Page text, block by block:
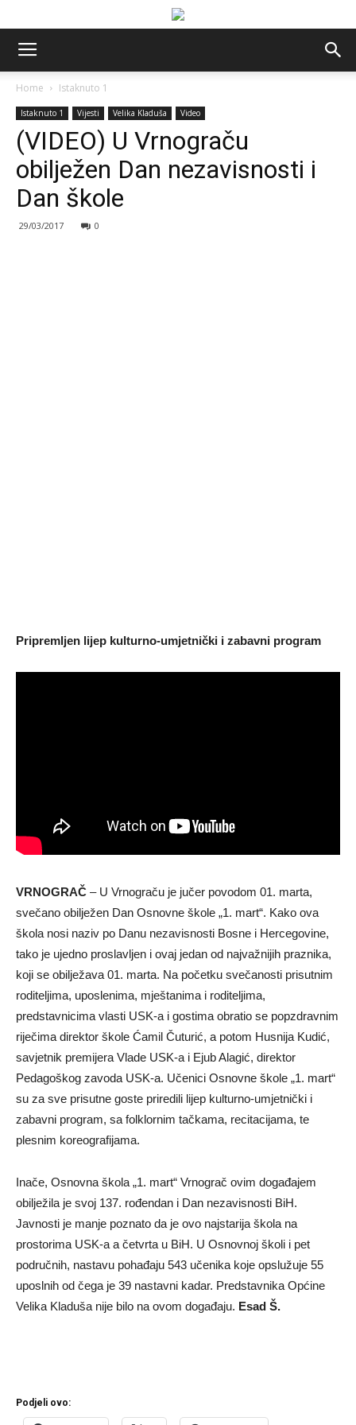
Home Istaknuto 1
Istaknuto 1 Vijesti Velika Kladuša Video
(VIDEO) U Vrnograču
obilježen Dan nezavisnosti i
Dan škole
29/03/2017 0
Pripremljen lijep kulturno-umjetnički i zabavni program
VRNOGRAČ – U Vrnograču je jučer povodom 01. marta,
svečano obilježen Dan Osnovne škole „1. mart“. Kako ova
škola nosi naziv po Danu nezavisnosti Bosne i Hercegovine,
tako je ujedno proslavljen i ovaj jedan od najvažnijih praznika,
koji se obilježava 01. marta. Na početku svečanosti prisutnim
roditeljima, uposlenima, mještanima i roditeljima,
predstavnicima vlasti USK-a i gostima obratio se popzdravnim
riječima direktor škole Ćamil Čuturić, a potom Husnija Kudić,
savjetnik premijera Vlade USK-a i Ejub Alagić, direktor
Pedagoškog zavoda USK-a. Učenici Osnovne škole „1. mart“
su za sve prisutne goste priredili lijep kulturno-umjetnički i
zabavni program, sa folklornim tačkama, recitacijama, te
plesnim koreografijama.
Inače, Osnovna škola „1. mart“ Vrnograč ovim događajem
obilježila je svoj 137. rođendan i Dan nezavisnosti BiH.
Javnosti je manje poznato da je ovo najstarija škola na
prostorima USK-a a četvrta u BiH. U Osnovnoj školi i pet
područnih, nastavu pohađaju 543 učenika koje opslužuje 55
uposlnih od čega je 39 nastavni kadar. Predstavnika Općine
Velika Kladuša nije bilo na ovom događaju. Esad Š.
Podjeli ovo: